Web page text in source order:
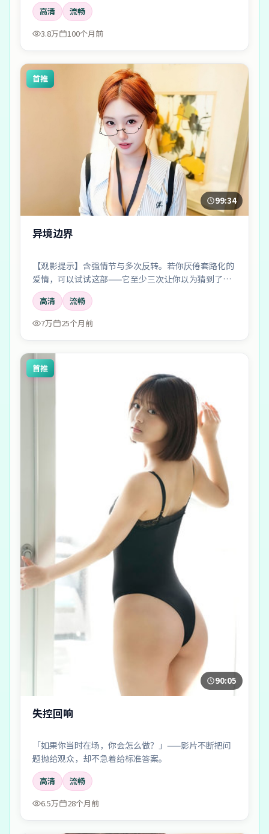
高清
流畅
3.8万
100个月前
首推
99:34
异境边界
【观影提示】含强情节与多次反转。若你厌倦套路化的
爱情，可以试试这部——它至少三次让你以为猜到了真
相。
高清
流畅
7万
25个月前
首推
90:05
失控回响
「如果你当时在场，你会怎么做？」——影片不断把问
题抛给观众，却不急着给标准答案。
高清
流畅
6.5万
28个月前